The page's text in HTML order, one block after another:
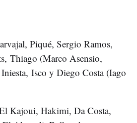
Piqué, Sergio Ramos,
Thiago (Marco Asensio,
Isco y Diego Costa (Iago
Kajoui, Hakimi, Da Costa,